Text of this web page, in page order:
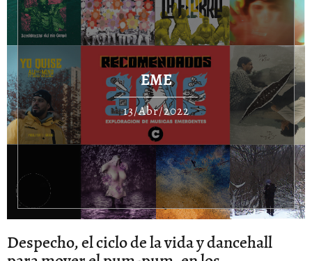
EME
13/Abr/2022
Despecho, el ciclo de la vida y dancehall